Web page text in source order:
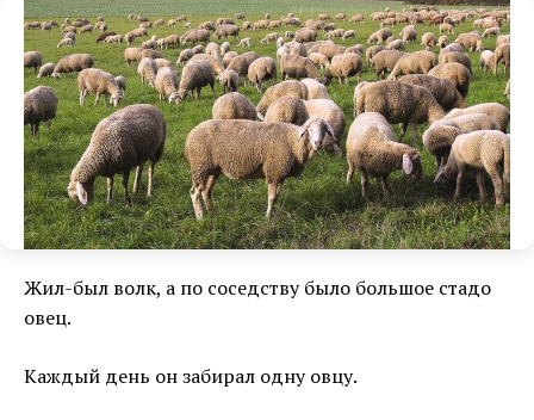
Жил-был волк, а по соседству было большое стадо
овец.
Каждый день он забирал одну овцу.